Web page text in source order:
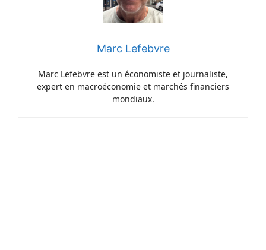
Marc Lefebvre
Marc Lefebvre est un économiste et journaliste,
expert en macroéconomie et marchés financiers
mondiaux.